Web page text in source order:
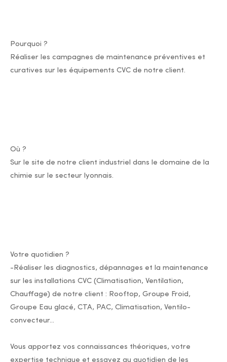
Pourquoi ?
Réaliser les campagnes de maintenance préventives et
curatives sur les équipements CVC de notre client.
Où ?
Sur le site de notre client industriel dans le domaine de la
chimie sur le secteur lyonnais.
Votre quotidien ?
-Réaliser les diagnostics, dépannages et la maintenance
sur les installations CVC (Climatisation, Ventilation,
Chauffage) de notre client : Rooftop, Groupe Froid,
Groupe Eau glacé, CTA, PAC, Climatisation, Ventilo-
convecteur...
Vous apportez vos connaissances théoriques, votre
expertise technique et essayez au quotidien de les